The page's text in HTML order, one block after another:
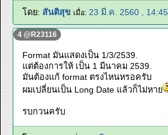
โดย: สันติสุข เมื่อ: 23 มี.ค. 2560 , 14:45
4 @R23116
Format มันแสดงเป็น 1/3/2539.
แต่ต้องการให้ เป็น 1 มีนาคม 2539.
มันต้องแก้ format ตรงไหนหรอครับ
ผมเปลี่ยนเป็น Long Date แล้วก็ไม่หาย
รบกวนครับ